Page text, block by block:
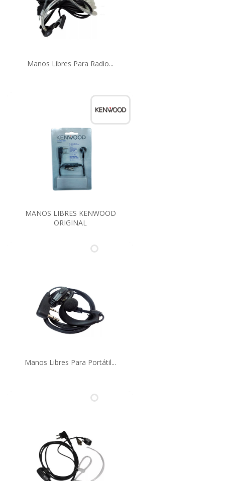
Manos Libres Para Radio...
MANOS LIBRES KENWOOD
ORIGINAL
Manos Libres Para Portátil...